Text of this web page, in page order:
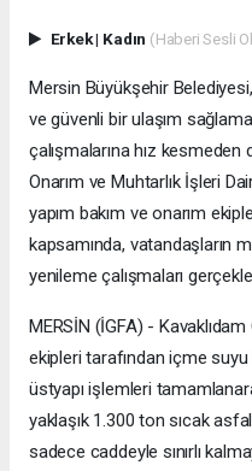
Erkek| Kadın (Haberi Sesli
Mersin Büyükşehir
ve güvenli bir ulaşım
çalışmalarına hız kesmeden
Onarım ve Muhtarlık İşleri
yapım bakım ve onarım
kapsamında, vatandaşların
yenileme çalışmaları
MERSİN (İGFA) -
ekipleri tarafından içme suyu
üstyapı işlemleri
yaklaşık 1.300 ton sıcak
sadece caddeyle sınırlı